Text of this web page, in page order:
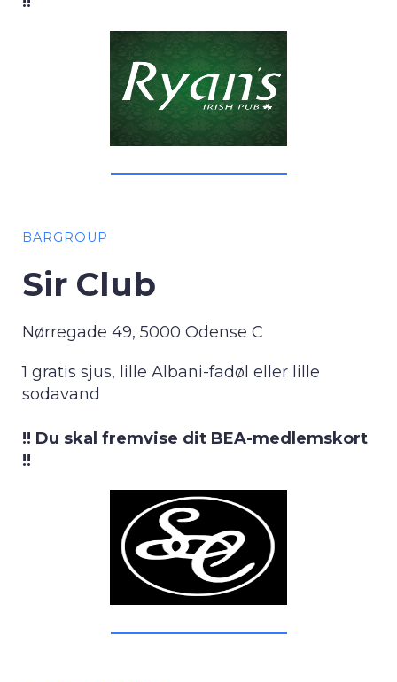
BARGROUP
Sir Club
Nørregade 49, 5000 Odense C
1 gratis sjus, lille Albani-fadøl eller lille
sodavand
!! Du skal fremvise dit BEA-medlemskort
!!